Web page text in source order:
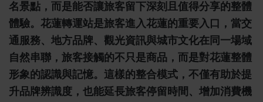
名景點，而是能否讓旅客留下深刻且值得分享的整體
體驗。花蓮轉運站是旅客進入花蓮的重要入口，當交
通服務、地方品牌、觀光資訊與城市文化在同一場域
自然串聯，旅客接觸的不只是商品，而是對花蓮整體
形象的認識與記憶。這樣的整合模式，不僅有助於提
升品牌辨識度，也能延長旅客停留時間、增加消費機